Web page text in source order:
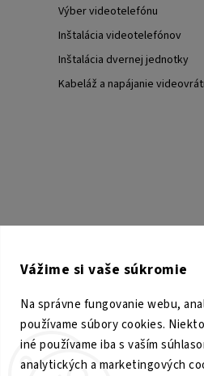
Vážime si vaše súkromie
Na správne fungovanie webu,
používame súbory cookies.
iné používame iba s vaším
analytických a marketingových
Výber videotelefónu
Inštalácia videotelefónov
Inštalácia dvernej jednotky
Kabeláž a napájanie